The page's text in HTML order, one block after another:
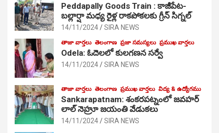
Peddapally Goods Train : కాజీపేట-
బల్లార్షా మధ్య రైళ్ల రాకపోకలకు గ్రీన్ సిగ్నల్
14/11/2024 SIRA NEWS
తాజా వార్తలు తెలంగాణ ప్రజా సమస్యలు ప్రముఖ వార్తలు
Odela: ఓదెలలో కులగణన సర్వే
14/11/2024 SIRA NEWS
తాజా వార్తలు తెలంగాణ ప్రముఖ వార్తలు విద్య & ఉద్యోగము
Sankarapatnam: శంకరపట్నంలో జవహర్
లాల్ నెహ్రూ జయంతి వేడుకలు
14/11/2024 SIRA NEWS